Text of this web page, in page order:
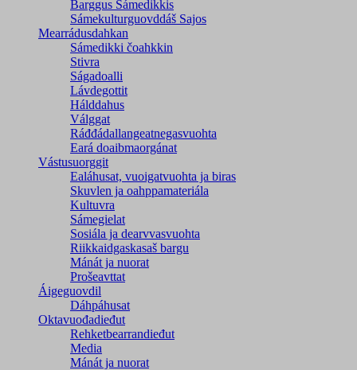
Barggus Sámedikkis
Sámekulturguovddáš Sajos
Mearrádusdahkan
Sámedikki čoahkkin
Stivra
Ságadoalli
Lávdegottit
Hálddahus
Válggat
Ráđđádallangeatnegas­vuohta
Eará doaibmaorgánat
Vástusuorggit
Ealáhusat, vuoigatvuohta ja biras
Skuvlen ja oahppamateriála
Kultuvra
Sámegielat
Sosiála ja dearvvasvuohta
Riikkaidgaskasaš bargu
Mánát ja nuorat
Prošeavttat
Áigeguovdil
Dáhpáhusat
Oktavuođadieđut
Rehketbearrandieđut
Media
Mánát ja nuorat